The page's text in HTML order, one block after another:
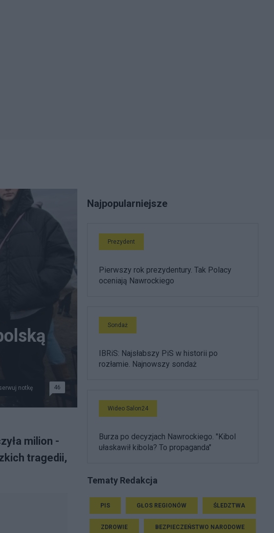
notkę 46
milion -
tragedii,
Najpopularniejsze
Prezydent
Pierwszy rok prezydentury. Tak Polacy
oceniają Nawrockiego
Sondaż
IBRiS: Najsłabszy PiS w historii po
rozłamie. Najnowszy sondaż
Wideo Salon24
Burza po decyzjach Nawrockiego. "Kibol
ułaskawił kibola? To propaganda"
Tematy Redakcja
PIS GŁOS REGIONÓW ŚLEDZTWA
ZDROWIE BEZPIECZEŃSTWO NARODOWE